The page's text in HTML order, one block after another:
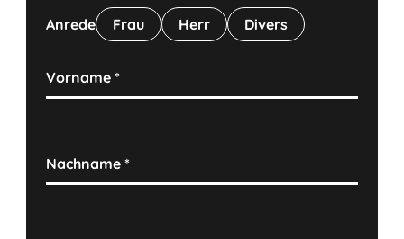
Anrede Frau Herr Divers
Vorname*
Nachname*